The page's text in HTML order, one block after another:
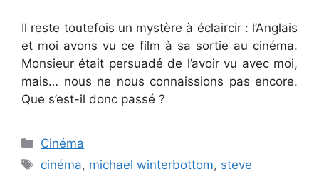
Il reste toutefois un mystère à éclaircir : l’Anglais
et moi avons vu ce film à sa sortie au cinéma.
Monsieur était persuadé de l’avoir vu avec moi,
mais… nous ne nous connaissions pas encore.
Que s’est-il donc passé ?
Categories
Cinéma
Tags
cinéma, michael winterbottom, steve